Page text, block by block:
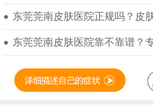
东莞莞南皮肤医院正规吗？皮
东莞莞南皮肤医院靠不靠谱？